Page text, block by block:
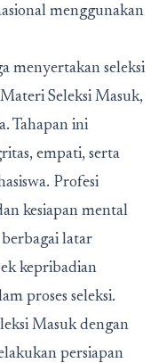
menggunakan
menyertakan seleksi
Seleksi Masuk,
Tahapan ini
empati, serta
Profesi
kesiapan mental
latar
kepribadian
proses seleksi.
Masuk dengan
persiapan